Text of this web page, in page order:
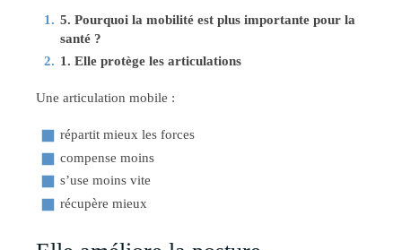
5. Pourquoi la mobilité est plus importante pour la
santé ?
1. Elle protège les articulations
Une articulation mobile :
répartit mieux les forces
compense moins
s’use moins vite
récupère mieux